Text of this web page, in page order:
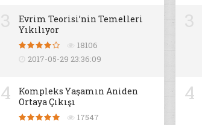
Evrim Teorisi’nin Temelleri
Yıkılıyor
18106
2017-05-29 23:36:09
4
Kompleks Yaşamın Aniden
Ortaya Çıkışı
17547
4